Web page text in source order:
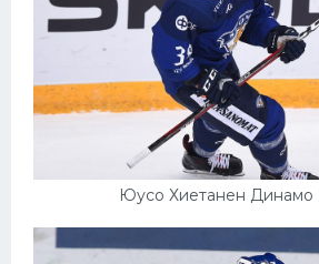
Юусо Хиетанен Динамо